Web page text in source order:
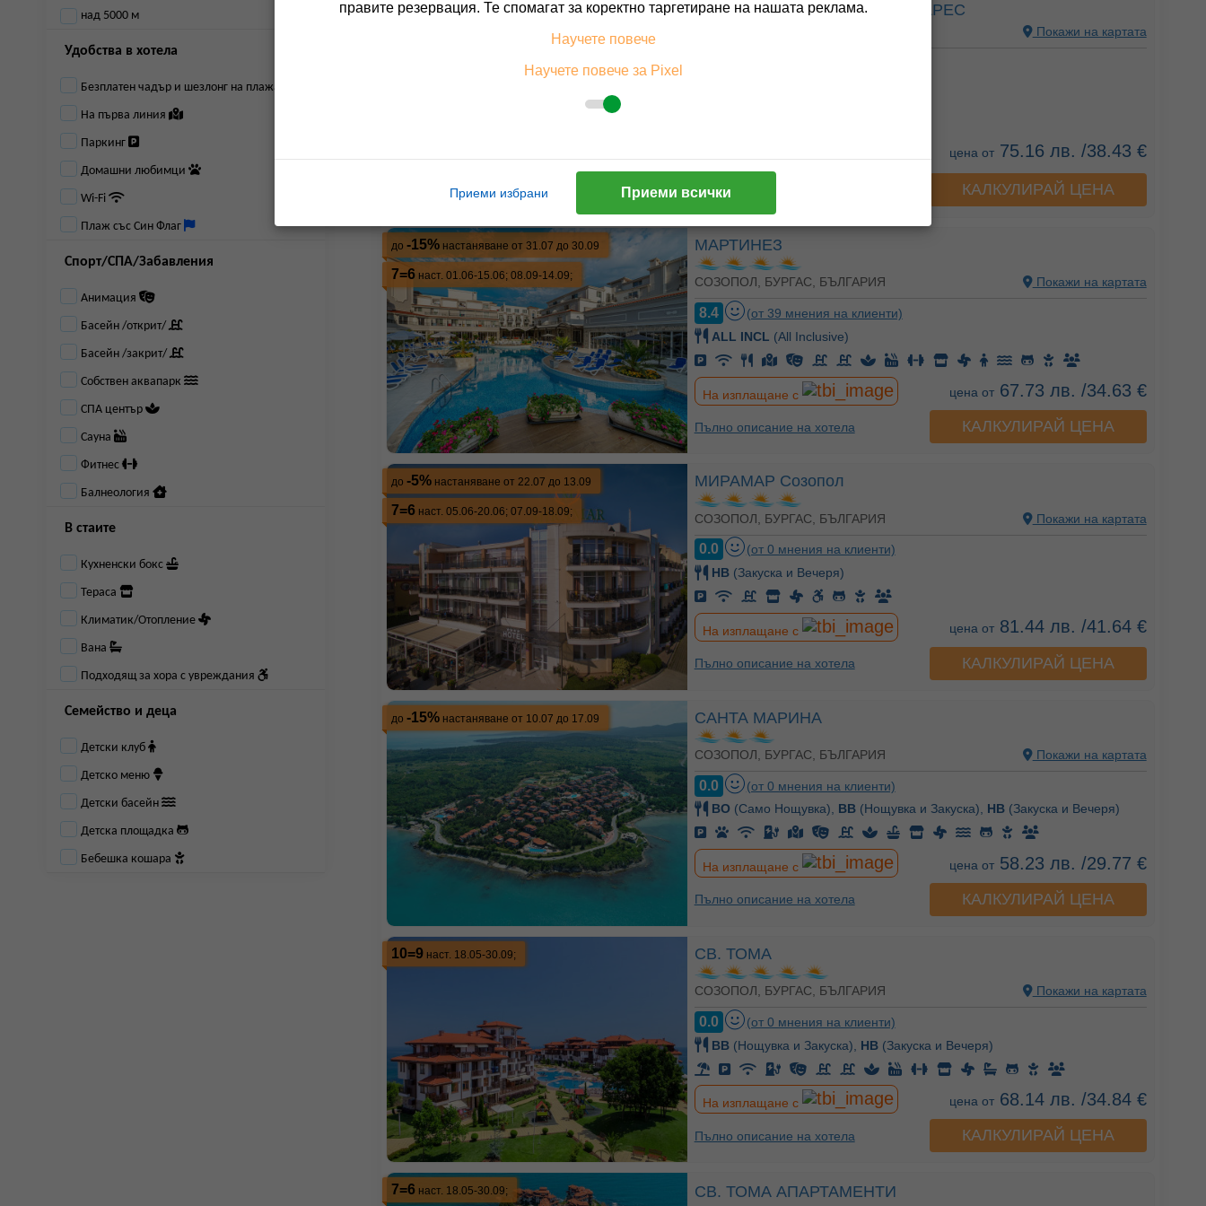
над 5000 м
Удобства в хотела
Безплатен чадър и шезлонг на плажа
На първа линия
Паркинг
Домашни любимци
Wi-Fi
Плаж със Син Флаг
Спорт/СПА/Забавления
Анимация
Басейн /открит/
Басейн /закрит/
Собствен аквапарк
СПА център
Сауна
Фитнес
Балнеология
В стаите
Кухненски бокс
Тераса
Климатик/Отопление
Вана
Подходящ за хора с увреждания
Семейство и деца
Детски клуб
Детско меню
Детски басейн
Детска площадка
Бебешка кошара
до-20%настаняване от 31.07 до 24.09
наст. 21.05-18.06; 08.09-24.09;
ГРИЙН ЛАЙФ СОЗОПОЛ АНТАРЕС
Покажи на картата
цена от75.16 лв. /38.43 €
Пълно описание на хотела КАЛКУЛИРАЙ ЦЕНА
до -15%настаняване от 31.07 до 30.09
7=6наст. 01.06-15.06; 08.09-14.09;
МАРТИНЕЗ
СОЗОПОЛ, БУРГАС, БЪЛГАРИЯ Покажи на картата
8.4
(от 39 мнения на клиенти)
ALL INCL (All Inclusive)
цена от67.73 лв. /34.63 €
На изплащане с
Пълно описание на хотела КАЛКУЛИРАЙ ЦЕНА
до -5%настаняване от 22.07 до 13.09
7=6наст. 05.06-20.06; 07.09-18.09;
МИРАМАР Созопол
СОЗОПОЛ, БУРГАС, БЪЛГАРИЯ Покажи на картата
0.0
(от 0 мнения на клиенти)
HB(Закуска и Вечеря)
цена от81.44 лв. /41.64 €
На изплащане с
Пълно описание на хотела КАЛКУЛИРАЙ ЦЕНА
до -15%настаняване от 10.07 до 17.09 САНТА МАРИНА
СОЗОПОЛ, БУРГАС, БЪЛГАРИЯ Покажи на картата
0.0
(от 0 мнения на клиенти)
BO (Само Нощувка), BB(Нощувка и Закуска), HB(Закуска и Вечеря)
цена от58.23 лв. /29.77 €
На изплащане с
Пълно описание на хотела КАЛКУЛИРАЙ ЦЕНА
10=9наст. 18.05-30.09; СВ. ТОМА
СОЗОПОЛ, БУРГАС, БЪЛГАРИЯ Покажи на картата
0.0
(от 0 мнения на клиенти)
BB(Нощувка и Закуска), HB(Закуска и Вечеря)
цена от68.14 лв. /34.84 €
На изплащане с
Пълно описание на хотела КАЛКУЛИРАЙ ЦЕНА
7=6 наст. 18.05-30.09; СВ. ТОМА АПАРТАМЕНТИ
правите резервация. Те спомагат за коректно таргетиране на нашата реклама.
Научете повече
Научете повече за Pixel
Приеми избрани Приеми всички